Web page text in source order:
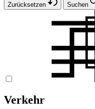
Zurücksetzen Suchen
Verkehr